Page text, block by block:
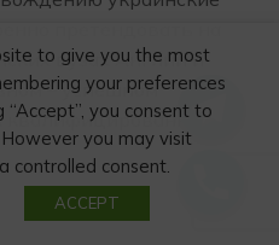
претендовать на
вузах Англии и
– успешном
квалифицированный
to give you the most
your preferences
you consent to
you may visit
controlled consent.
ACCEPT